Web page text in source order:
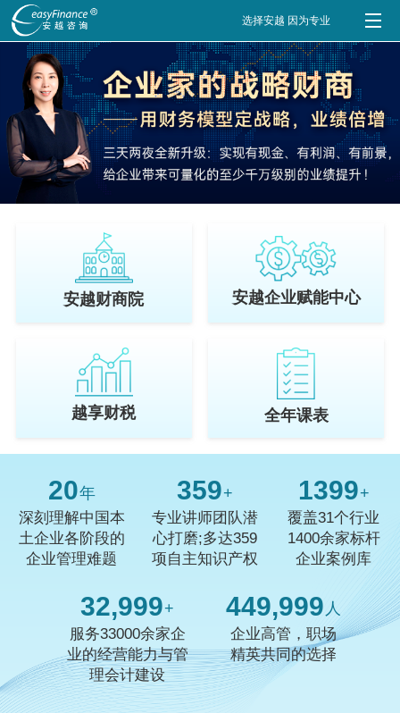
选择安越 因为专业
安越财商院 安越企业赋能中心
越享财税 全年课表
20年
深刻理解中国本
土企业各阶段的
企业管理难题
359+
专业讲师团队潜
心打磨;多达359
项自主知识产权
1400+
覆盖31个行业
1400余家标杆
企业案例库
33,000+
服务33000余家企
业的经营能力与管
理会计建设
450,000 人
企业高管，职场
精英共同的选择